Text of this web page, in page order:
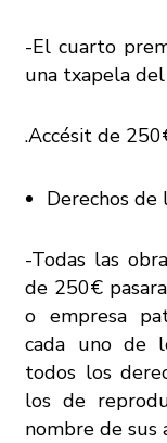
-El cuarto
una txapela
.Accésit de
Derechos de
-Todas las
de 250€
o empresa
cada uno de
todos los
los de
nombre de sus